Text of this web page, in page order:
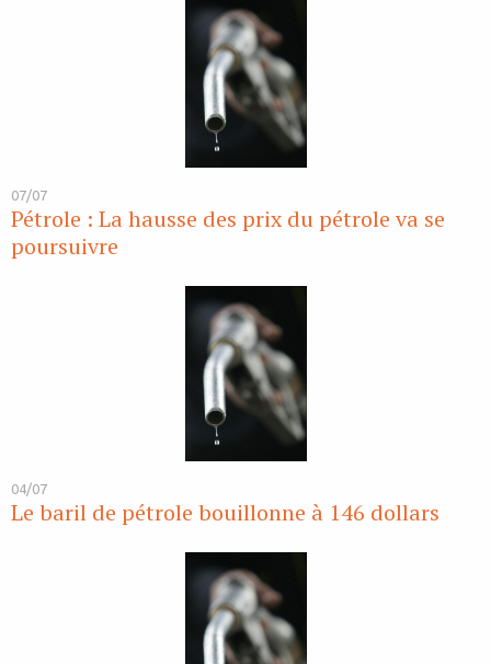
07/07
Pétrole : La hausse des prix du pétrole va se
poursuivre
04/07
Le baril de pétrole bouillonne à 146 dollars